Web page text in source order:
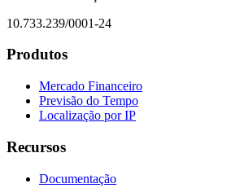
10.733.239/0001-24
Produtos
Mercado Financeiro
Previsão do Tempo
Localização por IP
Recursos
Documentação